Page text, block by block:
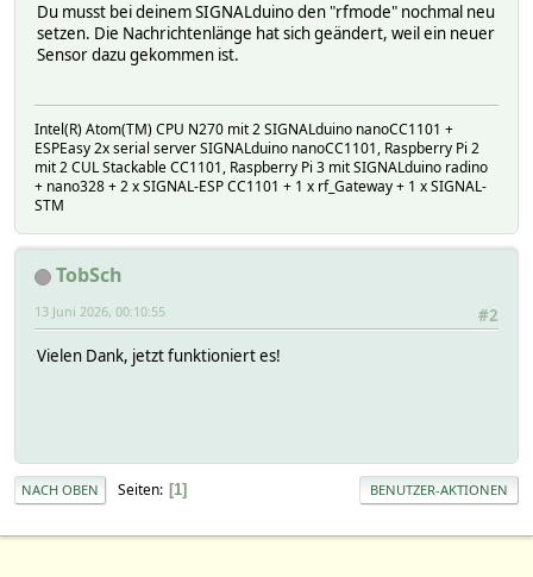
2026-06-08 16:10:09 model Bresser 7-in-1
2026-06-08 16:52:07 rain 0
:
Du musst bei deinem SIGNALduino den "rfmode" nochmal neu
setzen. Die Nachrichtenlänge hat sich geändert, weil ein neuer
Sensor dazu gekommen ist.
Intel(R) Atom(TM) CPU N270 mit 2 SIGNALduino nanoCC1101 +
ESPEasy 2x serial server SIGNALduino nanoCC1101, Raspberry Pi 2
mit 2 CUL Stackable CC1101, Raspberry Pi 3 mit SIGNALduino radino
+ nano328 + 2 x SIGNAL-ESP CC1101 + 1 x rf_Gateway + 1 x SIGNAL-
STM
TobSch
#2
13 Juni 2026, 00:10:55
Vielen Dank, jetzt funktioniert es!
NACH OBEN Seiten 1 BENUTZER-AKTIONEN